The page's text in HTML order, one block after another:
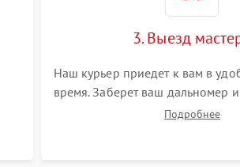
3. Выезд
Наш курьер приедет к вам в
время. Заберет ваш дальномер
склад для диагностики.Подробнее